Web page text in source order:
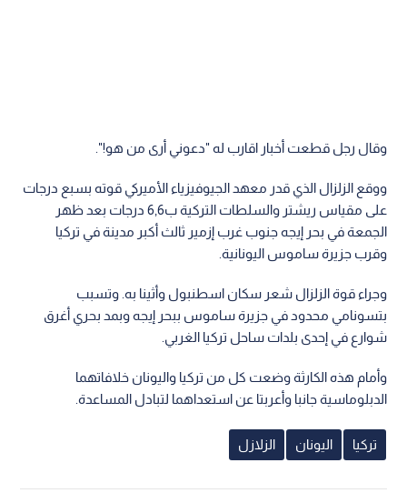
وقال رجل قطعت أخبار اقارب له "دعوني أرى من هو!".
ووقع الزلزال الذي قدر معهد الجيوفيزياء الأميركي قوته بسبع درجات
على مقياس ريشتر والسلطات التركية ب6,6 درجات بعد ظهر
الجمعة في بحر إيجه جنوب غرب إزمير ثالث أكبر مدينة في تركيا
وقرب جزيرة ساموس اليونانية.
وجراء قوة الزلزال شعر سكان اسطنبول وأثينا به. وتسبب
بتسونامي محدود في جزيرة ساموس ببحر إيجه وبمد بحري أغرق
شوارع في إحدى بلدات ساحل تركيا الغربي.
وأمام هذه الكارثة وضعت كل من تركيا واليونان خلافاتهما
الدبلوماسية جانبا وأعربتا عن استعداهما لتبادل المساعدة.
تركيا اليونان الزلازل